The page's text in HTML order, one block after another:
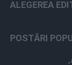
ALEGEREA
POSTĂRI